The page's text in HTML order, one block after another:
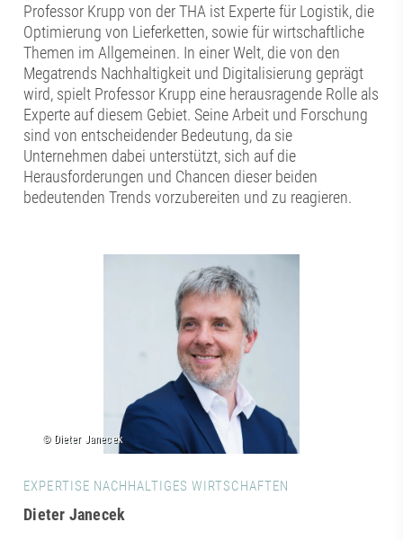
Professor Krupp von der THA ist Experte für Logistik, die
Optimierung von Lieferketten, sowie für wirtschaftliche
Themen im Allgemeinen. In einer Welt, die von den
Megatrends Nachhaltigkeit und Digitalisierung geprägt
wird, spielt Professor Krupp eine herausragende Rolle als
Experte auf diesem Gebiet. Seine Arbeit und Forschung
sind von entscheidender Bedeutung, da sie
Unternehmen dabei unterstützt, sich auf die
Herausforderungen und Chancen dieser beiden
bedeutenden Trends vorzubereiten und zu reagieren.
EXPERTISE NACHHALTIGES WIRTSCHAFTEN
Dieter Janecek